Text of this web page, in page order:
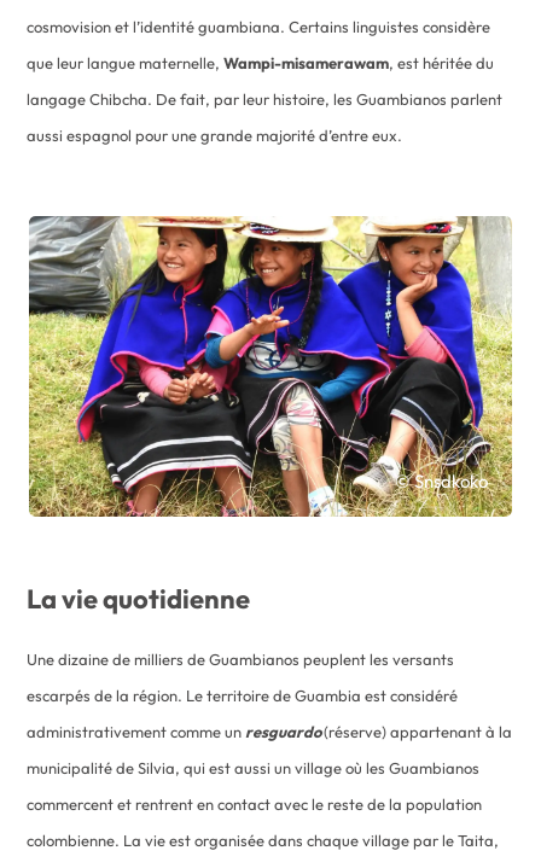
cosmovision et l’identité guambiana. Certains linguistes considère
que leur langue maternelle,Wampi-misamerawam, est héritée du
langage Chibcha. De fait, par leur histoire, les Guambianos parlent
aussi espagnol pour une grande majorité d’entre eux.
© Snsdkoko
La vie quotidienne
Une dizaine de milliers de Guambianos peuplent les versants
escarpés de la région. Le territoire de Guambia est considéré
administrativement comme un resguardo(réserve) appartenant à la
municipalité de Silvia, qui est aussi un village où les Guambianos
commercent et rentrent en contact avec le reste de la population
colombienne. La vie est organisée dans chaque village par le Taita,